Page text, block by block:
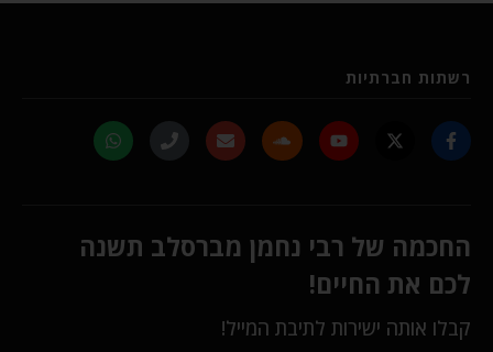
רשתות חברתיות
החכמה של רבי נחמן מברסלב תשנה
לכם את החיים!
קבלו אותה ישירות לתיבת המייל!